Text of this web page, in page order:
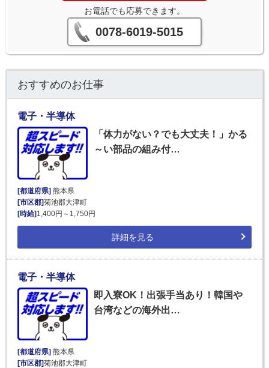
お電話でも応募できます。
0078-6019-5015
おすすめのお仕事
電子・半導体
「体力がない？でも大丈夫！」かる
～い部品の組み付…
[都道府県] 熊本県
[市区郡]菊池郡大津町
[時給] 1,400円～1,750円
詳細を見る
電子・半導体
即入寮OK！出張手当あり！韓国や
台湾などの海外出…
[都道府県]熊本県
[市区郡]菊池郡大津町